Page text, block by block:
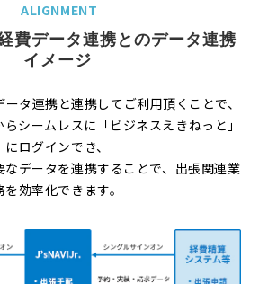
ALIGNMENT
費データ連携とのデータ連携
イメージ
タ連携と連携してご利用頂くことで、
シームレスに「ビジネスえきねっと」
にログインでき、
なデータを連携することで、出張関連業
を効率化できます。